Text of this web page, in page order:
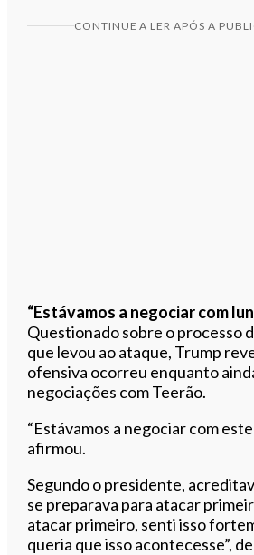
CONTINUE A LER APÓS A
“Estávamos a negociar com
Questionado sobre o processo
que levou ao ataque, Trump
ofensiva ocorreu enquanto
negociações com Teerão.
“Estávamos a negociar com
afirmou.
Segundo o presidente,
se preparava para atacar
atacar primeiro, senti isso
queria que isso acontecesse”,